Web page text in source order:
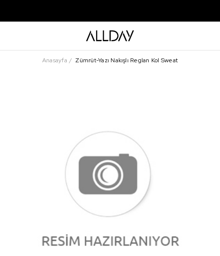
Anasayfa Zümrüt-Yazı Nakışlı Reglan Kol Sweat